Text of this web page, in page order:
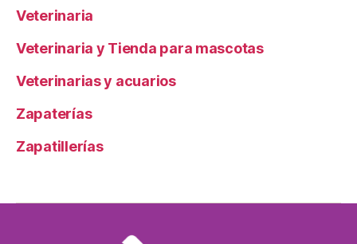
Veterinaria
Veterinaria y Tienda para mascotas
Veterinarias y acuarios
Zapaterías
Zapatillerías